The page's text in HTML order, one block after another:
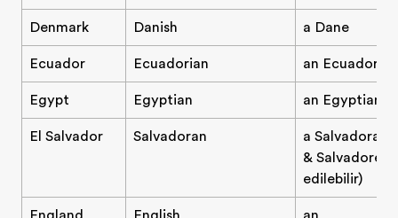
Denmark Danish a Dane
Ecuador Ecuadorian an Ecuadorian
Egypt Egyptian an Egyptian
El Salvador Salvadoran
a Salvadoran
&
edilebilir)